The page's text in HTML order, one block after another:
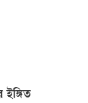
ইঙ্গিত